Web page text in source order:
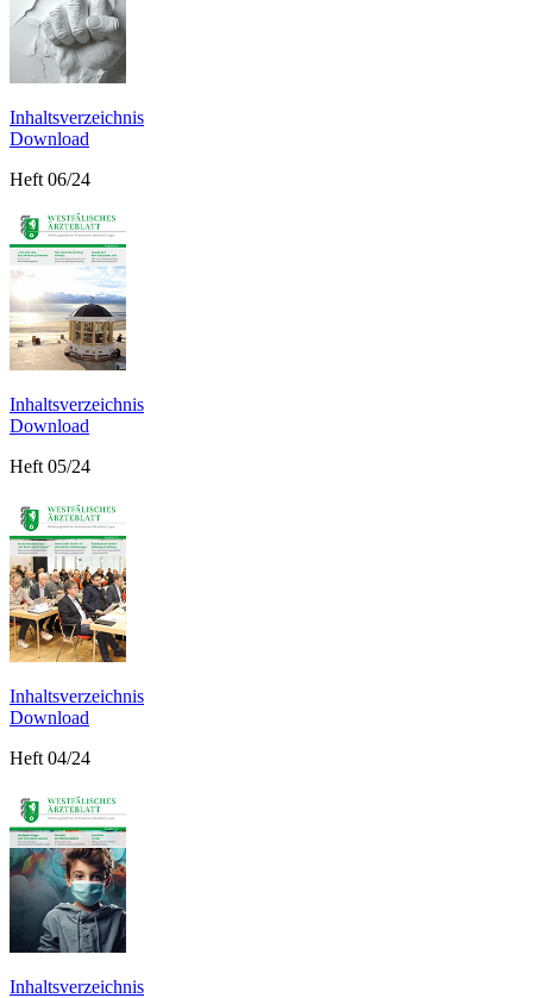
Inhaltsverzeichnis
Download
Heft 06/24
Inhaltsverzeichnis
Download
Heft 05/24
Inhaltsverzeichnis
Download
Heft 04/24
Inhaltsverzeichnis